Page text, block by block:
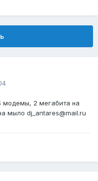
модемы, 2 мегабита на
мыло dj_antares@mail.ru